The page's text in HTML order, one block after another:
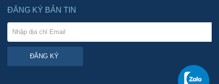
ĐĂNG KÝ BẢN TIN
ĐĂNG KÝ